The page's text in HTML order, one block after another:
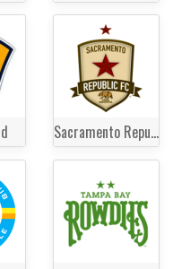
Sacramento Republic